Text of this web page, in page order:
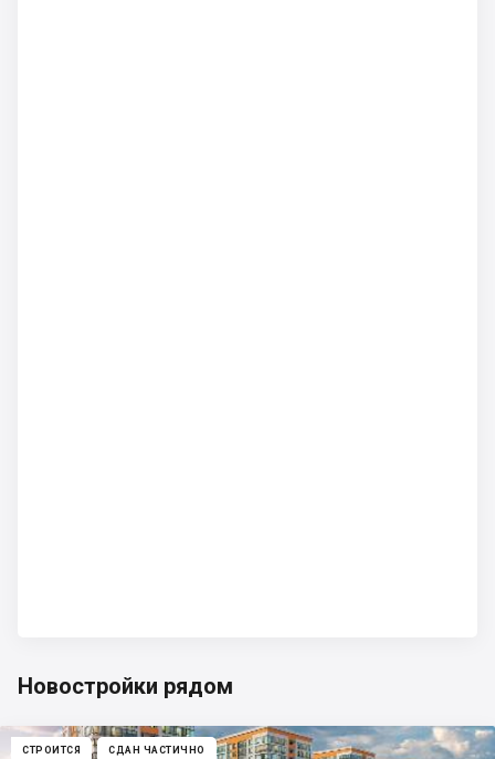
Новостройки рядом
СТРОИТСЯ СДАН ЧАСТИЧНО